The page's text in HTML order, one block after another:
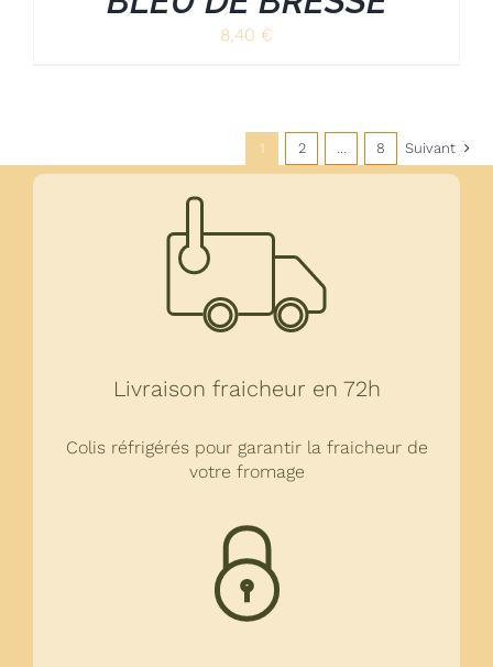
8,40 €
1 2 … 8 Suivant
Livraison fraicheur en 72h
Colis réfrigérés pour garantir la fraicheur de
votre fromage